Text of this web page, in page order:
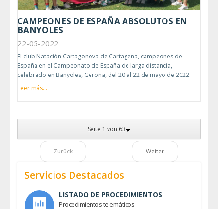
CAMPEONES DE ESPAÑA ABSOLUTOS EN
BANYOLES
22-05-2022
El club Natación Cartagonova de Cartagena, campeones de
España en el Campeonato de España de larga distancia,
celebrado en Banyoles, Gerona, del 20 al 22 de mayo de 2022.
Leer más...
Seite 1 von 63
Zurück Weiter
Servicios Destacados
LISTADO DE PROCEDIMIENTOS
Procedimientos telemáticos